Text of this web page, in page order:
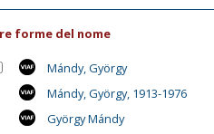
forme del nome
Mándy, György
Mándy, György, 1913-1976
György Mándy